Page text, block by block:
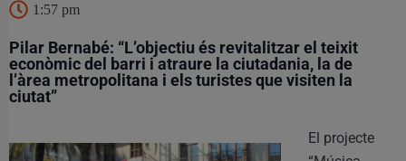
1:57 pm
Pilar Bernabé: “L’objectiu és revitalitzar el teixit
econòmic del barri i atraure la ciutadania, la de
l’àrea metropolitana i els turistes que visiten la
ciutat”
El projecte